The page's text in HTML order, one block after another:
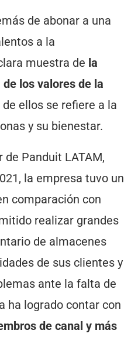
de abonar a una
a la
muestra de la
los valores de la
de ellos se refiere a la
y su bienestar.
de Panduit LATAM,
la empresa tuvo un
comparación con
realizar grandes
de almacenes
de sus clientes y
ante la falta de
ha logrado contar con
de canal y más